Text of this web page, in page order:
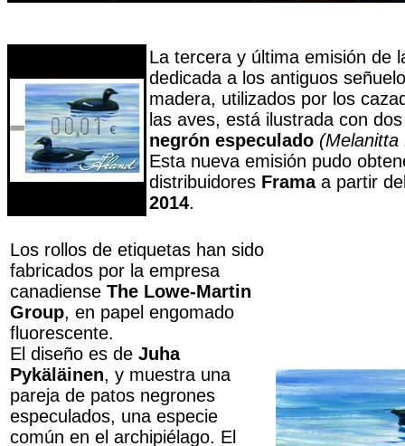
La tercera y última emisión de
dedicada a los antiguos
madera, utilizados por los
las aves, está ilustrada con
negrón especulado (Melanitta
Esta nueva emisión pudo
distribuidores Framaa partir
2014.
Los rollos de etiquetas han sido
fabricados por la empresa
canadiense The Lowe-Martin
Group, en papel engomado
fluorescente.
El diseño es de Juha
Pykäläinen, y muestra una
pareja de patos negrones
especulados, una especie
común en el archipiélago. El